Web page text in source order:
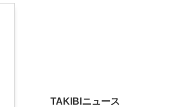
TAKIBIニュース